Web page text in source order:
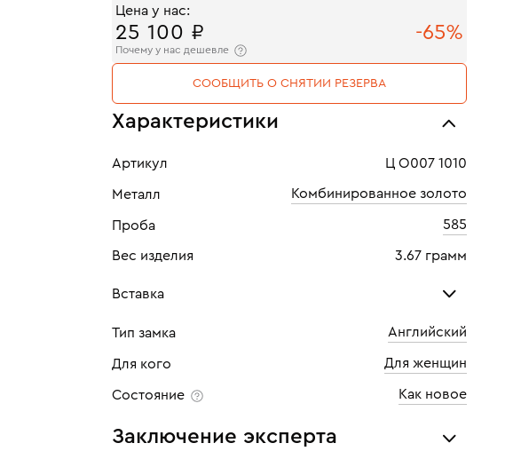
Цена у нас:
25 100 ₽ -65%
Почему у нас дешевле
СООБЩИТЬ О СНЯТИИ РЕЗЕРВА
Характеристики
Артикул Ц О007 1010
Металл Комбинированное золото
Проба 585
Вес изделия 3.67 грамм
Вставка
Бриллиант
4 шт
Огранка Круглая
Тип замка Английский
Для кого Для женщин
Состояние Как новое
Заключение эксперта